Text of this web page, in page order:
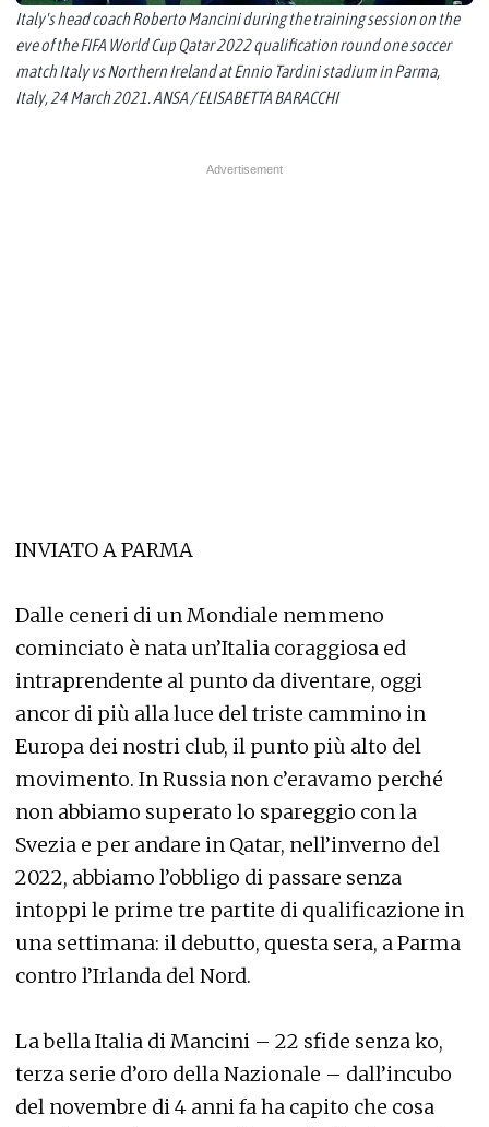
Italy's head coach Roberto Mancini during the training session on the
eve of the FIFA World Cup Qatar 2022 qualification round one soccer
match Italy vs Northern Ireland at Ennio Tardini stadium in Parma,
Italy, 24 March 2021. ANSA / ELISABETTA BARACCHI
INVIATO A PARMA
Dalle ceneri di un Mondiale nemmeno
cominciato è nata un’Italia coraggiosa ed
intraprendente al punto da diventare, oggi
ancor di più alla luce del triste cammino in
Europa dei nostri club, il punto più alto del
movimento. In Russia non c’eravamo perché
non abbiamo superato lo spareggio con la
Svezia e per andare in Qatar, nell’inverno del
2022, abbiamo l’obbligo di passare senza
intoppi le prime tre partite di qualificazione in
una settimana: il debutto, questa sera, a Parma
contro l’Irlanda del Nord.
La bella Italia di Mancini – 22 sfide senza ko,
terza serie d’oro della Nazionale – dall’incubo
del novembre di 4 anni fa ha capito che cosa